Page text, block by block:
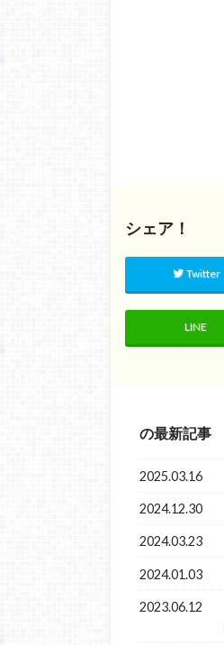
シェア！
Twitter
LINE
の最新記事
2025.03.16
2024.12.30
2024.03.23
2024.01.03
2023.06.12